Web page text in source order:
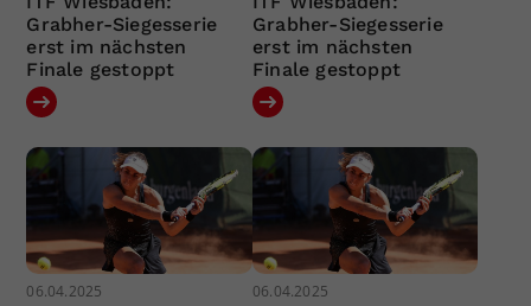
Grabher-Siegesserie
erst im nächsten
Finale gestoppt
Grabher-Siegesserie
erst im nächsten
Finale gestoppt
06.04.2025 06.04.2025